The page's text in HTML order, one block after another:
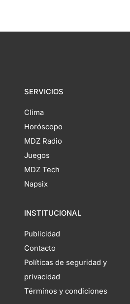
SERVICIOS
Clima
Horóscopo
MDZ Radio
Juegos
MDZ Tech
Napsix
INSTITUCIONAL
Publicidad
Contacto
Políticas de seguridad y
privacidad
Términos y condiciones